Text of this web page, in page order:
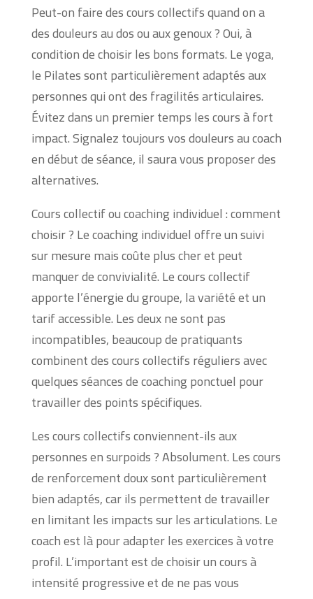
Peut-on faire des cours collectifs quand on a
des douleurs au dos ou aux genoux ? Oui, à
condition de choisir les bons formats. Le yoga,
le Pilates sont particulièrement adaptés aux
personnes qui ont des fragilités articulaires.
Évitez dans un premier temps les cours à fort
impact. Signalez toujours vos douleurs au coach
en début de séance, il saura vous proposer des
alternatives.
Cours collectif ou coaching individuel : comment
choisir ? Le coaching individuel offre un suivi
sur mesure mais coûte plus cher et peut
manquer de convivialité. Le cours collectif
apporte l’énergie du groupe, la variété et un
tarif accessible. Les deux ne sont pas
incompatibles, beaucoup de pratiquants
combinent des cours collectifs réguliers avec
quelques séances de coaching ponctuel pour
travailler des points spécifiques.
Les cours collectifs conviennent-ils aux
personnes en surpoids ? Absolument. Les cours
de renforcement doux sont particulièrement
bien adaptés, car ils permettent de travailler
en limitant les impacts sur les articulations. Le
coach est là pour adapter les exercices à votre
profil. L’important est de choisir un cours à
intensité progressive et de ne pas vous